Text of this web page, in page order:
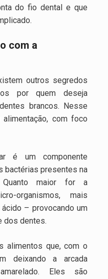
do fio dental e que
com a
outros segredos
por quem deseja
brancos. Nesse
com foco
é um componente
bactérias presentes na
maior for a
organismos, mais
– provocando um
dos dentes.
alimentos que, com o
deixando a arcada
Eles são